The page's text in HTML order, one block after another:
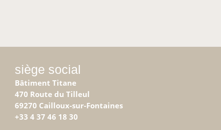
siège social
Bâtiment Titane
470 Route du Tilleul
69270 Cailloux-sur-Fontaines
+33 4 37 46 18 30